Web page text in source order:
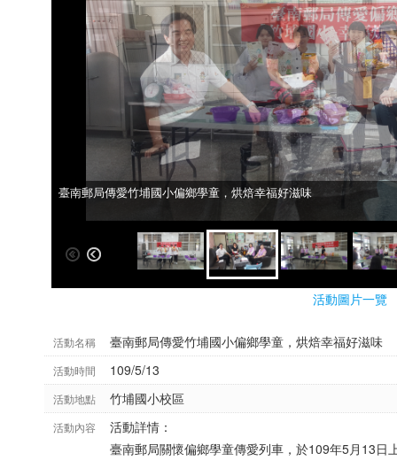
臺南郵局傳愛竹埔國小偏鄉學童，烘焙幸福好滋味
臺南郵局傳愛竹埔國小偏鄉學童，烘焙幸福好滋味
活動圖片一覽
活動名稱 臺南郵局傳愛竹埔國小偏鄉學童，烘焙幸福好滋味
活動時間 109/5/13
活動地點 竹埔國小校區
活動內容
活動詳情：
臺南郵局關懷偏鄉學童傳愛列車，於109年5月13日